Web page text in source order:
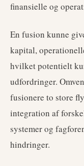
finansielle og
En fusion kunne
kapital,
hvilket potentielt
udfordringer.
fusionere to store
integration af
systemer og
hindringer.